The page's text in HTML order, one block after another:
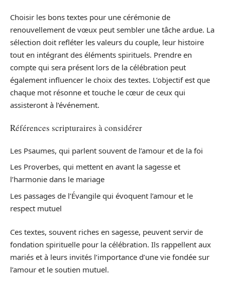
Choisir les bons textes pour une cérémonie de
renouvellement de vœux peut sembler une tâche ardue. La
sélection doit refléter les valeurs du couple, leur histoire
tout en intégrant des éléments spirituels. Prendre en
compte qui sera présent lors de la célébration peut
également influencer le choix des textes. L’objectif est que
chaque mot résonne et touche le cœur de ceux qui
assisteront à l’événement.
Références scripturaires à considérer
Les Psaumes, qui parlent souvent de l’amour et de la foi
Les Proverbes, qui mettent en avant la sagesse et
l’harmonie dans le mariage
Les passages de l’Évangile qui évoquent l’amour et le
respect mutuel
Ces textes, souvent riches en sagesse, peuvent servir de
fondation spirituelle pour la célébration. Ils rappellent aux
mariés et à leurs invités l’importance d’une vie fondée sur
l’amour et le soutien mutuel.